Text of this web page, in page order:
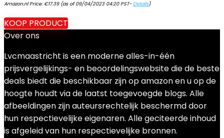
Amazon.nl Price: €17.39(as of 09/04/2023 04:20 PST-Details)
KOOP PRODUCT
Over ons
Lvcmaastricht is een moderne alles-in-één
prijsvergelijkings- en beoordelingswebsite die de beste
deals biedt die beschikbaar zijn op amazon en u op de
hoogte houdt via de laatst toegevoegde blogs. Alle
afbeeldingen zijn auteursrechtelijk beschermd door
hun respectievelijke eigenaren. Alle geciteerde inhoud
is afgeleid van hun respectievelijke bronnen.